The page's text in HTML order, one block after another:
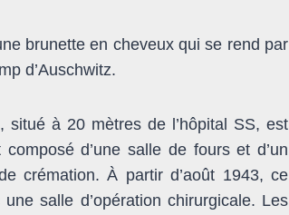
brunette en cheveux qui se rend par
d’Auschwitz.
situé à 20 mètres de l’hôpital SS, est
d’une salle de fours et d’un
crémation. À partir d’août 1943, ce
salle d’opération chirurgicale. Les